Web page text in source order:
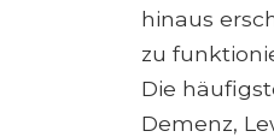
hinaus
zu
Die
Demenz,